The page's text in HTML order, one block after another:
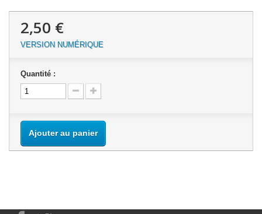
2,50 €
VERSION NUMÉRIQUE
Quantité :
Ajouter au panier